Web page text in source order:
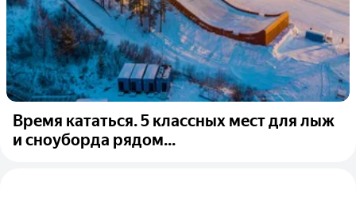
Время кататься. 5 классных мест для лыж
и сноуборда рядом...